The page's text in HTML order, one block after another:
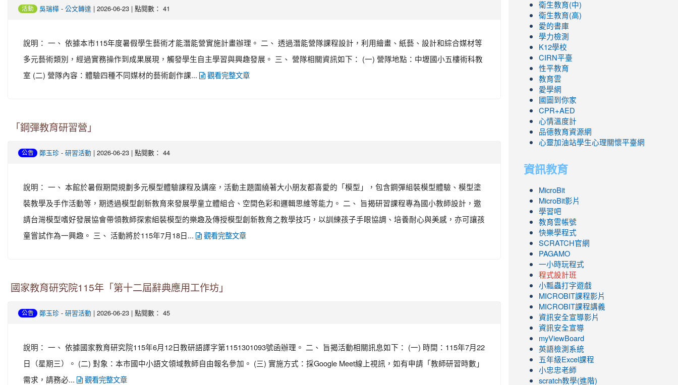
活動 吳瑞樺 - 公文轉達 | 2026-06-23 | 點閱數： 41
說明： 一、 依據本市115年度暑假學生藝術才能潛能營實施計畫辦理。 二、 透過潛能營隊課程設計，利用繪畫、紙藝、設計和綜合媒材等
多元藝術類別，經過實務操作到成果展現，觸發學生自主學習與興趣發展。 三、 營隊相關資訊如下： (一) 營隊地點：中壢國小五樓術科教
室 (二) 營隊內容：體驗四種不同媒材的藝術創作課...
觀看完整文章
「鋼彈教育研習營」
公告 鄭玉珍 - 研習活動 | 2026-06-23 | 點閱數： 44
說明： 一、 本館於暑假期間規劃多元模型體驗課程及講座，活動主題圍繞著大小朋友都喜愛的「模型」，包含鋼彈組裝模型體驗、模型塗
裝教學及手作活動等，期透過模型創新教育來發展學童立體組合、空間色彩和邏輯思維等能力。 二、 旨揭研習課程專為國小教師設計，邀
請台灣模型嗜好發展協會帶領教師探索組裝模型的樂趣及傳授模型創新教育之教學技巧，以訓練孩子手眼協調、培養耐心與美感，亦可讓孩
童嘗試作為一興趣。 三、 活動將於115年7月18日...
觀看完整文章
國家教育研究院115年「第十二屆辭典應用工作坊」
公告 鄭玉珍 - 研習活動 | 2026-06-23 | 點閱數： 45
說明： 一、 依據國家教育研究院115年6月12日教研語譯字第1151301093號函辦理。 二、 旨揭活動相關訊息如下： (一) 時間：115年7月22
日（星期三）。 (二) 對象：本市國中小語文領域教師自由報名參加。 (三) 實施方式：採Google Meet線上視訊，如有申請「教師研習時數」
需求，請務必...
觀看完整文章
衛生教育(中)
衛生教育(高)
愛的書庫
學力檢測
K12學校
CIRN平臺
性平教育
教育雲
愛學網
國圖到你家
CPR+AED
心情溫度計
品德教育資源網
心靈加油站學生心理關懷平臺網
資訊教育
MicroBit
MicroBit影片
學習吧
教育雲帳號
快樂學程式
SCRATCH官網
PAGAMO
一小時玩程式
程式設計班
小瓢蟲打字遊戲
link
to
https://www.youtube.com/channel/
ZBGmXwlbUndNA/videos?
view=0&sort=dd&shelf_id=0
MICROBIT課程影片
link
to
https://www.youtube.com/channel/
ZBGmXwlbUndNA/videos?
view=0&sort=dd&shelf_id=0
MICROBIT課程講義
資訊安全宣導影片
資訊安全宣導
myViewBoard
英語檢測系統
五年級Excel課程
小忠忠老師
scratch教學(進階)